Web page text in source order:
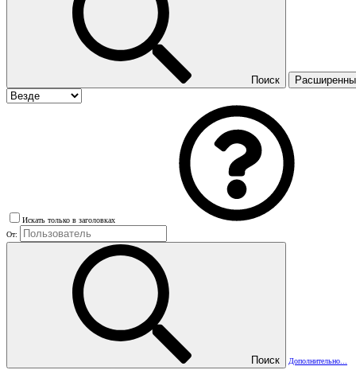
Поиск
Искать только в заголовках
От:
Поиск Дополнительно...